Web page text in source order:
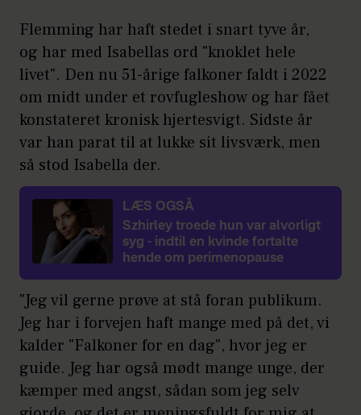
Flemming har haft stedet i snart tyve år,
og har med Isabellas ord "knoklet hele
livet". Den nu 51-årige falkoner faldt i 2022
om midt under et rovfugleshow og har fået
konstateret kronisk hjertesvigt. Sidste år
var han parat til at lukke sit livsværk, men
så stod Isabella der.
LÆS OGSÅ
Szhirley troede hun var alvorligt
syg - indtil en kvinde fortalte
hende om perimenopause
"Jeg vil gerne prøve at stå foran publikum.
Jeg har i forvejen haft mange med på det, vi
kalder "Falkoner for en dag", hvor jeg er
guide. Jeg har også mødt mange unge, der
kæmper med angst, sådan som jeg selv